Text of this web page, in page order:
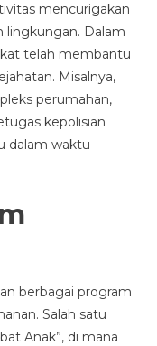
mencurigakan
Dalam
telah membantu
Misalnya,
perumahan,
kepolisian
dalam waktu
berbagai program
Salah satu
Anak”, di mana